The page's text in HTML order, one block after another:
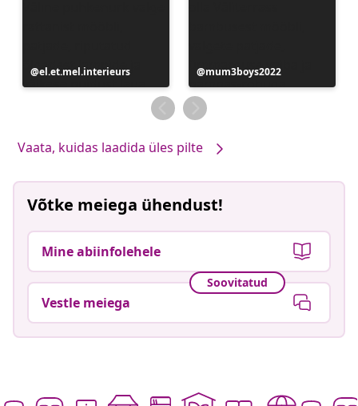
Postitus
avaldatud
el.et.mel.interieurs
Postitus
avaldatud
mum3boys2022
Vaata, kuidas laadida üles pilte
Võtke meiega ühendust!
Mine abiinfolehele
Soovitatud
Vestle meiega